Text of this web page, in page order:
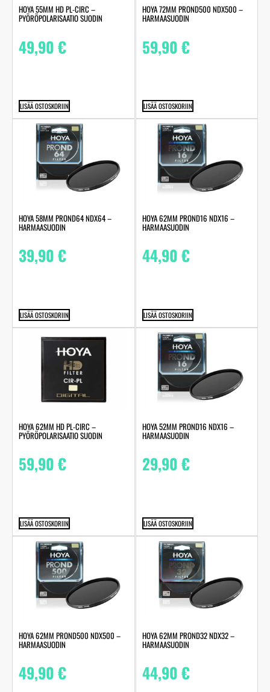
HOYA 55MM HD PL-CIRC –
PYÖRÖPOLARISAATIO SUODIN
49,90€
LISÄÄ OSTOSKORIIN
HOYA 72MM PROND500 NDX500 –
HARMAASUODIN
59,90€
LISÄÄ OSTOSKORIIN
HOYA 58MM PROND64 NDX64 –
HARMAASUODIN
39,90€
LISÄÄ OSTOSKORIIN
HOYA 62MM PROND16 NDX16 –
HARMAASUODIN
44,90€
LISÄÄ OSTOSKORIIN
HOYA 62MM HD PL-CIRC –
PYÖRÖPOLARISAATIO SUODIN
59,90€
LISÄÄ OSTOSKORIIN
HOYA 52MM PROND16 NDX16 –
HARMAASUODIN
29,90€
LISÄÄ OSTOSKORIIN
HOYA 62MM PROND500 NDX500 –
HARMAASUODIN
49,90€
HOYA 62MM PROND32 NDX32 –
HARMAASUODIN
44,90€